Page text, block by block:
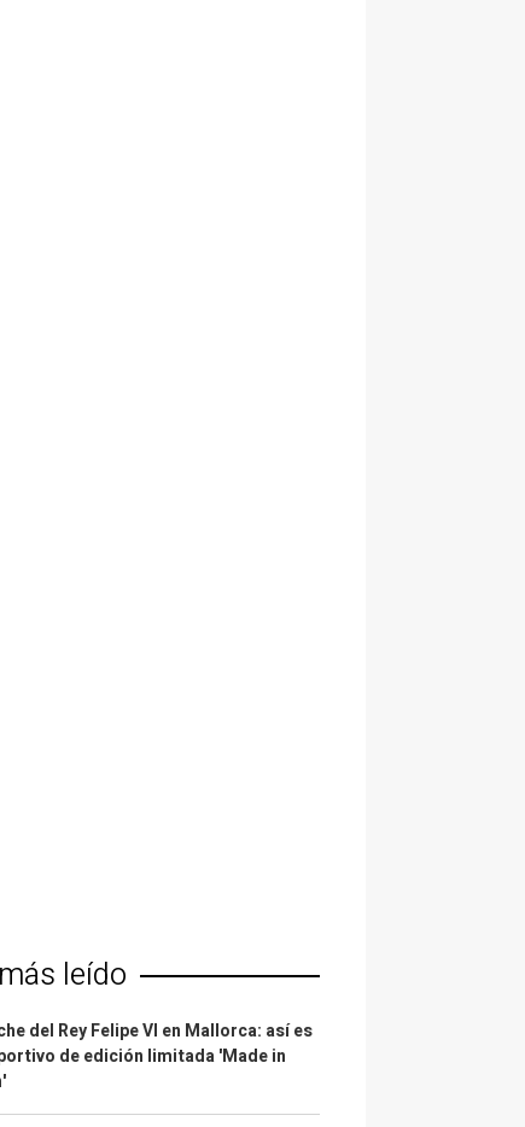
leído
del Rey Felipe VI en Mallorca: así es
de edición limitada 'Made in